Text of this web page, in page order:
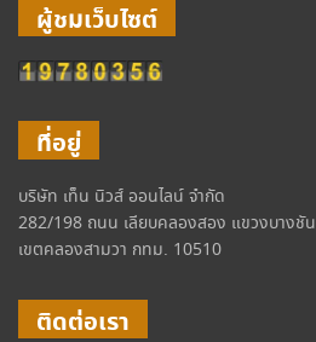
ผู้ชมเว็บไซต์
ที่อยู่
บริษัท เท็น นิวส์ ออนไลน์ จำกัด
282/198 ถนน เลียบคลองสอง แขวงบางชัน
เขตคลองสามวา กทม. 10510
ติดต่อเรา